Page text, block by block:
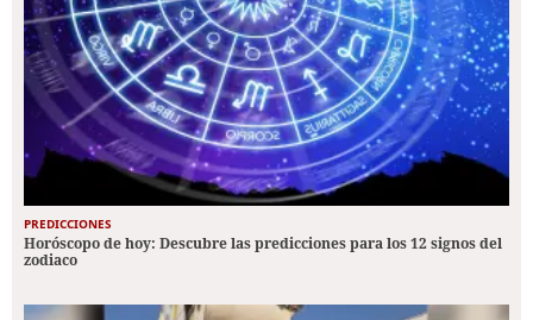
PREDICCIONES
Horóscopo de hoy: Descubre las predicciones para los 12 signos del
zodiaco